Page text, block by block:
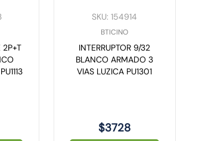
2P+T
SKU:154914
BTICINO
INTERRUPTOR 9/32
BLANCO ARMADO 3
VIAS LUZICA PU1301
$3728